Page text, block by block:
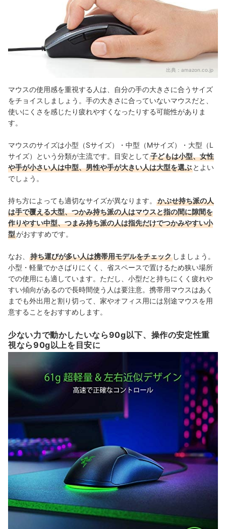
出典： amazon.co.jp
マウスの使用感を重視する人は、自分の手の大きさに合うサイズ
をチョイスしましょう。手の大きさに合っていないマウスだと、
使いにくさを感じたり疲れやすくなったりする可能性がありま
す。
マウスのサイズは小型（Sサイズ）・中型（Mサイズ）・大型（L
サイズ）という分類が主流です。目安として子どもは小型、女性
や手が小さい人は中型、男性や手が大きい人は大型を選ぶ とよい
でしょう。
持ち方によっても適切なサイズが異なります。
かぶせ持ち派の人
は手で覆える大型、つかみ持ち派の人はマウスと指の間に隙間を
作りやすい中型、つまみ持ち派の人は指先だけでつかみやすい小
型がおすすめです。
なお、 持ち運びが多い人は携帯用モデルをチェック しましょう。
小型・軽量でかさばりにくく、省スペースで置けるため狭い場所
での使用にも適しています。 ただし、 小型だと持ちにくく疲れや
すい傾向があるので長時間使う人は要注意。携帯用マウスはあく
までも外出用と割り切って、 家やオフィス用には別途マウスを用
意することをおすすめします。
少ない力で動かしたいなら90g以下、操作の安定性重
視なら90g以上を目安に